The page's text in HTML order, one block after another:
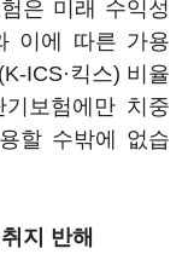
은 미래 수익성
이에 따른 가용
ICS·킥스) 비율
보험에만 치중
할 수밖에 없습
지 반해